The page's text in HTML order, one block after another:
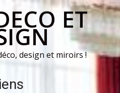
ET
design et miroirs !